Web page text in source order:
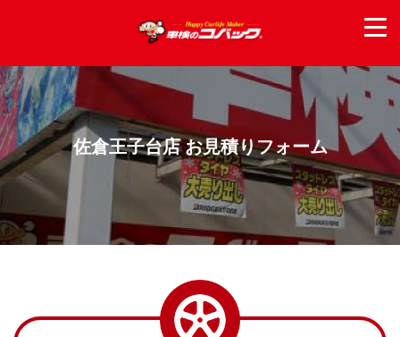
佐倉王子台店 お見積りフォーム